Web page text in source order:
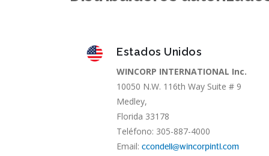
Estados Unidos
WINCORP INTERNATIONAL Inc.
10050 N.W. 116th Way Suite # 9
Medley,
Florida 33178
Teléfono: 305-887-4000
Email:ccondell@wincorpintl.com